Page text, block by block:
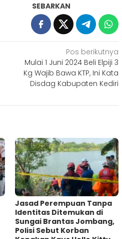
SEBARKAN
Pos berikutnya
Mulai 1 Juni 2024 Beli Elpiji 3
Kg Wajib Bawa KTP, Ini Kata
Disdag Kabupaten Kediri
Jasad Perempuan Tanpa
Identitas Ditemukan di
Sungai Brantas Jombang,
Polisi Sebut Korban